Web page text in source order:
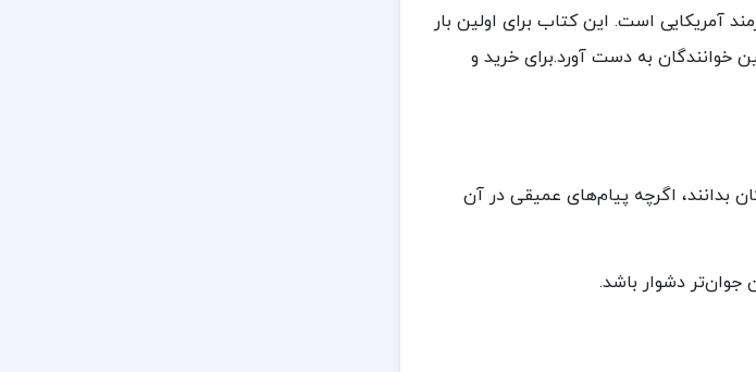
آمریکایی است. این کتاب برای اولین بار
بین خوانندگان به دست آورد.برای خرید و
بدانند، اگرچه پیام‌های عمیقی در آن
جوان‌تر دشوار باشد.